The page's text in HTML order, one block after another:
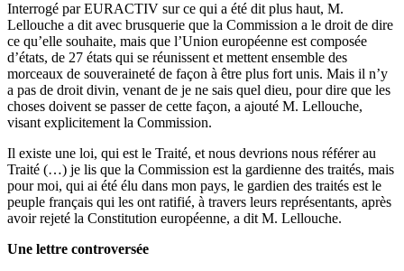
Interrogé par EURACTIV sur ce qui a été dit plus haut, M.
Lellouche a dit avec brusquerie que la Commission a le droit de dire
ce qu’elle souhaite, mais que l’Union européenne est composée
d’états, de 27 états qui se réunissent et mettent ensemble des
morceaux de souveraineté de façon à être plus fort unis. Mais il n’y
a pas de droit divin, venant de je ne sais quel dieu, pour dire que les
choses doivent se passer de cette façon, a ajouté M. Lellouche,
visant explicitement la Commission.
Il existe une loi, qui est le Traité, et nous devrions nous référer au
Traité (…) je lis que la Commission est la gardienne des traités, mais
pour moi, qui ai été élu dans mon pays, le gardien des traités est le
peuple français qui les ont ratifié, à travers leurs représentants, après
avoir rejeté la Constitution européenne, a dit M. Lellouche.
Une lettre controversée